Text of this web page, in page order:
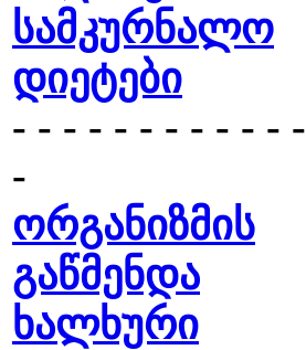
სამკურნალო
დიეტები
- - - - - - - - - - - -
-
ორგანიზმის
გაწმენდა
ხალხური